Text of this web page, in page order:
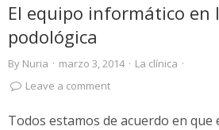
El equipo informático en
podológica
By Nuria · marzo 3, 2014 · La clínica ·
Leave a comment
Todos estamos de acuerdo en